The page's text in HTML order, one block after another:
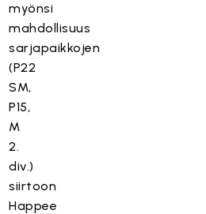
myönsi
mahdollisuus
sarjapaikkojen
(P22
SM,
P15,
M
2.
div.)
siirtoon
Happee